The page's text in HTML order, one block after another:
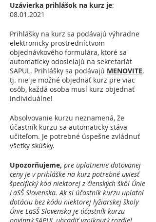
Uzávierka prihlášok na kurz je:
08.01.2021
Prihlášky na kurz sa podávajú výhradne
elektronicky prostredníctvom
objednávkového formulára, ktoré sa
automaticky odosielajú na sekretariát
SAPUL. Prihlášky sa podávajú MENOVITE,
tj. nie je možné objednať kurz pre viac
osôb, každá osoba musí kurz objednať
individuálne!
Absolvovanie kurzu neznamená, že
účastník kurzu sa automaticky stáva
učiteľom. Je potrebné úspešne zvládnuť
všetky skúšky.
Upozorňujeme, pre uplatnenie dotovanej
ceny je v prihláške na kurz potrebné uviesť
špecifický kód niektorej z členských škôl Únie
LaSŠ Slovenska. Ak si účastník kurzu uplatní
dotáciu bez kódu niektorej lyžiarskej školy
Únie LaSŠ Slovenska je účastník kurzu